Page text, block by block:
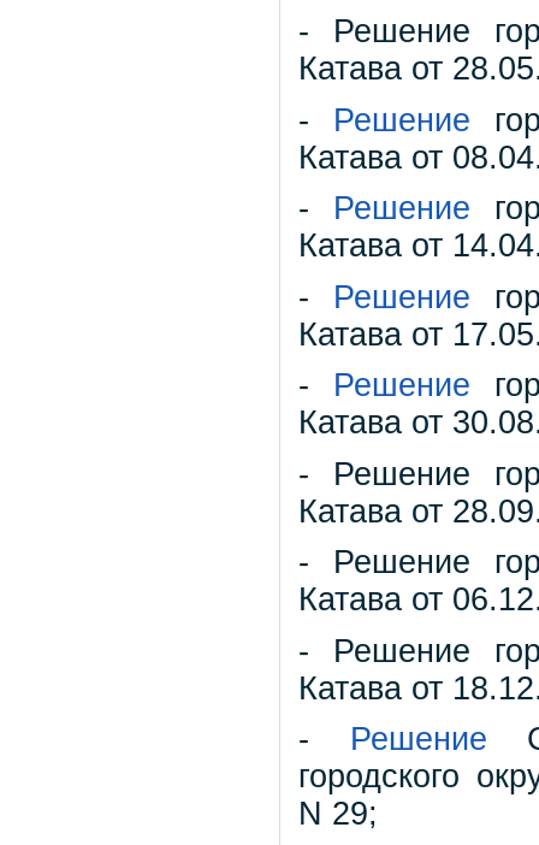
- Решение
Катава от
- Решение
Катава от
- Решение
Катава от
- Решение
Катава от
- Решение
Катава от
- Решение
Катава от
- Решение
Катава от
- Решение
Катава от
- Решение
городского
N 29;